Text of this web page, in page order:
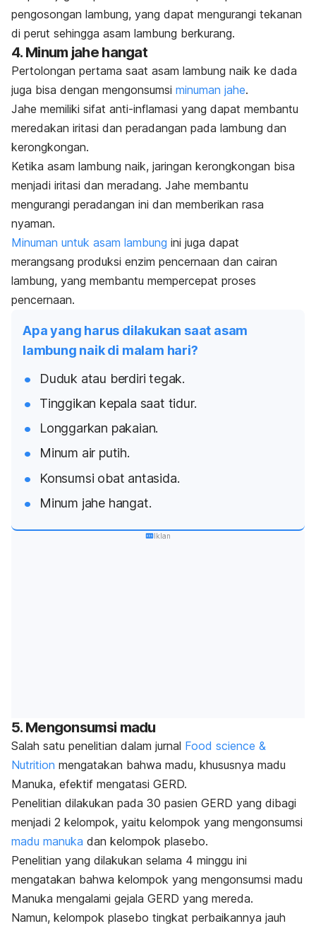
pengosongan lambung, yang dapat mengurangi tekanan
di perut sehingga asam lambung berkurang.
4. Minum jahe hangat
Pertolongan pertama saat asam lambung naik ke dada
juga bisa dengan mengonsumsi minuman jahe.
Jahe memiliki sifat anti-inflamasi yang dapat membantu
meredakan iritasi dan peradangan pada lambung dan
kerongkongan.
Ketika asam lambung naik, jaringan kerongkongan bisa
menjadi iritasi dan meradang. Jahe membantu
mengurangi peradangan ini dan memberikan rasa
nyaman.
Minuman untuk asam lambung ini juga dapat
merangsang produksi enzim pencernaan dan cairan
lambung, yang membantu mempercepat proses
pencernaan.
Apa yang harus dilakukan saat asam
lambung naik di malam hari?
Duduk atau berdiri tegak.
Tinggikan kepala saat tidur.
Longgarkan pakaian.
Minum air putih.
Konsumsi obat antasida.
Minum jahe hangat.
Iklan
5. Mengonsumsi madu
Salah satu penelitian dalam jurnal Food science &
Nutrition mengatakan bahwa madu, khususnya madu
Manuka, efektif mengatasi GERD.
Penelitian dilakukan pada 30 pasien GERD yang dibagi
menjadi 2 kelompok, yaitu kelompok yang mengonsumsi
madu manuka dan kelompok plasebo.
Penelitian yang dilakukan selama 4 minggu ini
mengatakan bahwa kelompok yang mengonsumsi madu
Manuka mengalami gejala GERD yang mereda.
Namun, kelompok plasebo tingkat perbaikannya jauh